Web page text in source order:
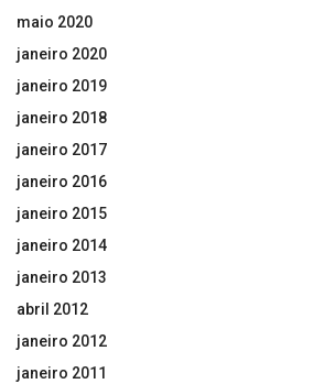
maio 2020
janeiro 2020
janeiro 2019
janeiro 2018
janeiro 2017
janeiro 2016
janeiro 2015
janeiro 2014
janeiro 2013
abril 2012
janeiro 2012
janeiro 2011